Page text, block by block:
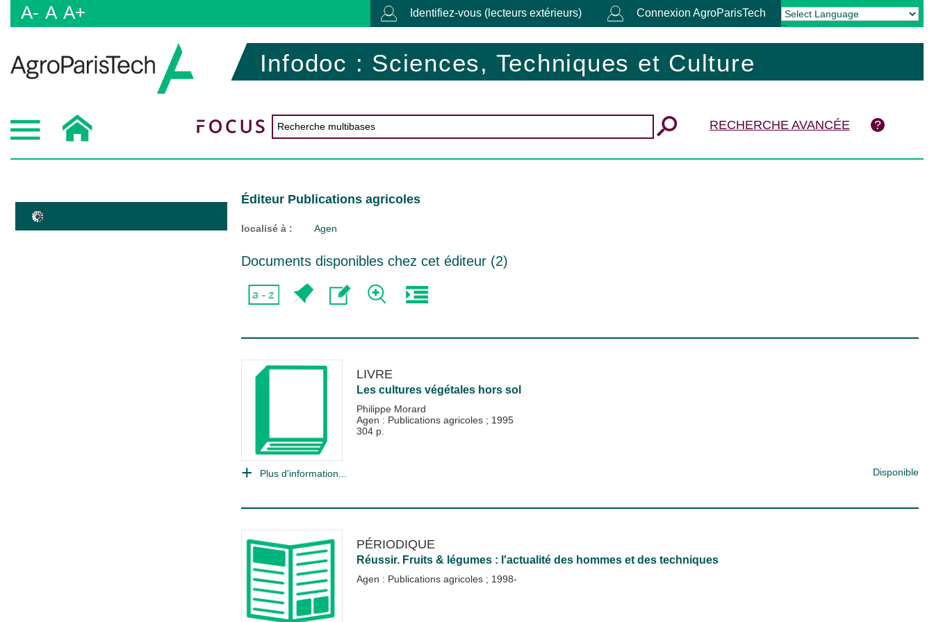
A- A A+ Identifiez-vous (lecteurs extérieurs) Connexion AgroParisTech
Powered by Translate
Infodoc : Sciences, Techniques et Culture
RECHERCHE AVANCÉE
Éditeur Publications agricoles
localisé à : Agen
Documents disponibles chez cet éditeur (2)
LIVRE
Les cultures végétales hors sol
Philippe Morard
Agen : Publications agricoles ; 1995
304 p.
Plus d'information... Disponible
PÉRIODIQUE
Réussir. Fruits & légumes : l'actualité des hommes et des techniques
Agen : Publications agricoles ; 1998-